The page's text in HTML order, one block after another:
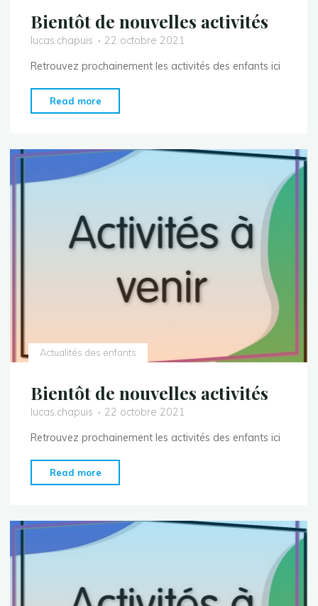
Bientôt de nouvelles activités
lucas.chapuis
22 octobre 2021
Retrouvez prochainement les activités des enfants ici
Read more
de
activités"
Actualités des enfants
Bientôt de nouvelles activités
lucas.chapuis
22 octobre 2021
Retrouvez prochainement les activités des enfants ici
Read more
de
activités"